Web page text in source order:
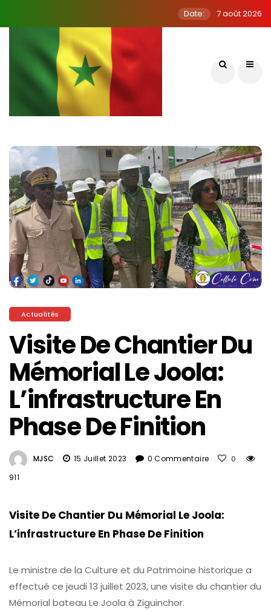
Date: 7 août 2026
Actualités
Visite De Chantier Du
Mémorial Le Joola:
L’infrastructure En
Phase De Finition
MJSC 15 Juillet 2023 0 Commentaire 0
911
Visite De Chantier Du Mémorial Le Joola:
L’infrastructure En Phase De Finition
Le ministre de la Culture et du Patrimoine historique a
effectué ce jeudi 13 juillet 2023, une visite du chantier du
Mémorial bateau Le Joola à Ziguinchor.